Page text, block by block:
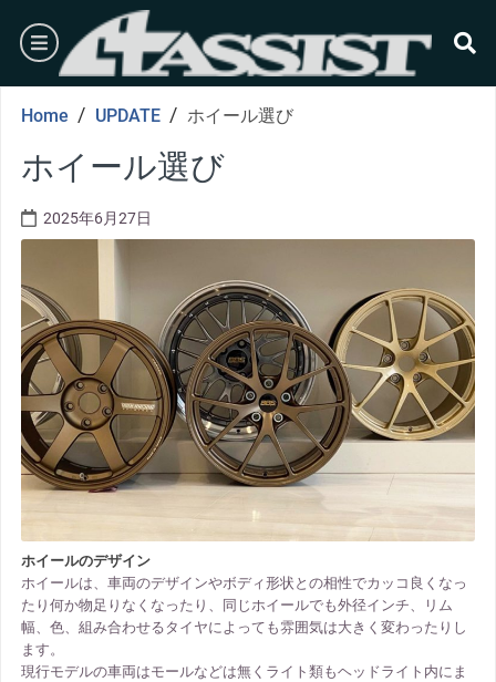
content
burger
Home / UPDATE / ホイール選び
ホイール選び
2025年6月27日
ホイールのデザイン
ホイールは、車両のデザインやボディ形状との相性でカッコ良くなっ
たり何か物足りなくなったり、同じホイールでも外径インチ、リム
幅、色、組み合わせるタイヤによっても雰囲気は大きく変わったりし
ます。
現行モデルの車両はモールなどは無くライト類もヘッドライト内にま